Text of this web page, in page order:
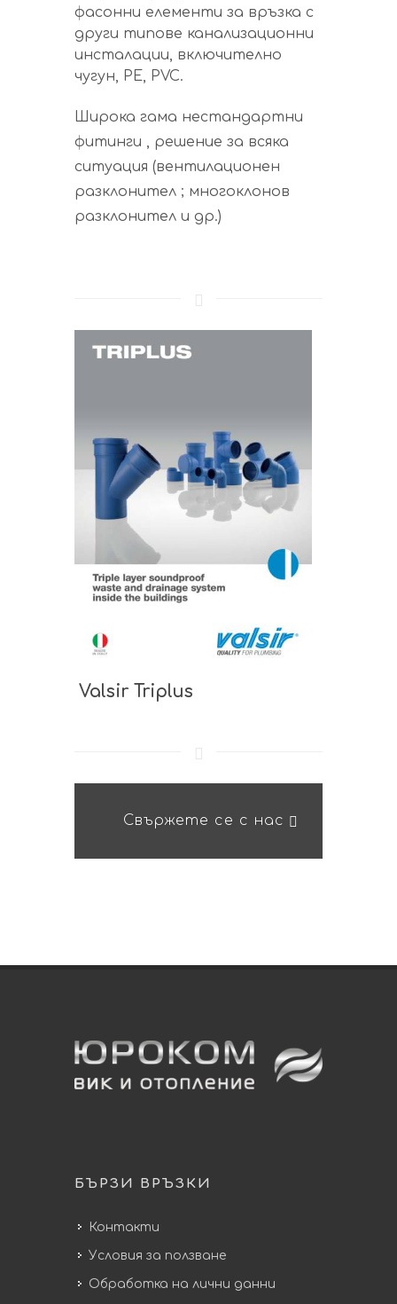
фасонни елементи за връзка с
други типове канализационни
инсталации, включително
чугун, PE, PVC.
Широка гама нестандартни
фитинги , решение за всяка
ситуация (вентилационен
разклонител ; многоклонов
разклонител и др.)
Valsir Triplus
Свържете се с нас
БЪРЗИ ВРЪЗКИ
Контакти
Условия за ползване
Обработка на лични данни